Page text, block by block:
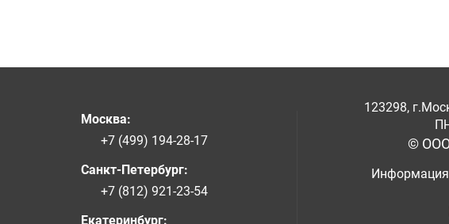
Москва:
+7 (499) 194-28-17
Санкт-Петербург:
+7 (812) 921-23-54
Екатеринбург:
123298,
© ООО
Информация